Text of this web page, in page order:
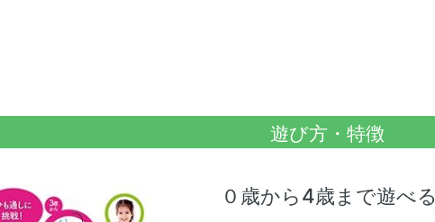
遊び方・特徴
０歳から4歳まで遊べる